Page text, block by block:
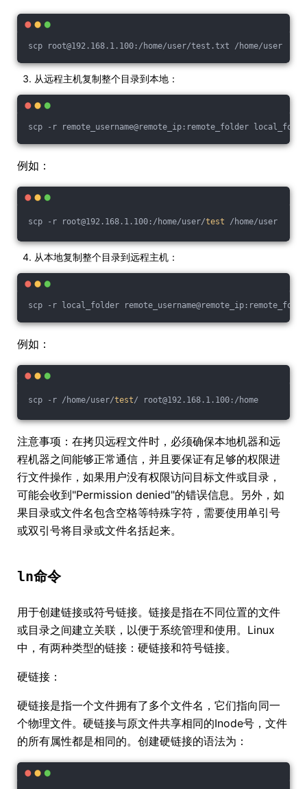
scp root@192.168.1.100:/home/user/test.txt /home/user
从远程主机复制整个目录到本地：
scp -r remote_username@remote_ip:remote_folder
例如：
scp -r root@192.168.1.100:/home/user/test /home/user
从本地复制整个目录到远程主机：
scp -r local_folder
例如：
scp -r /home/user/test/ root@192.168.1.100:/home
注意事项：在拷贝远程文件时，必须确保本地机器和远
程机器之间能够正常通信，并且要保证有足够的权限进
行文件操作，如果用户没有权限访问目标文件或目录，
可能会收到"Permission denied"的错误信息。另外，如
果目录或文件名包含空格等特殊字符，需要使用单引号
或双引号将目录或文件名括起来。
ln命令
用于创建链接或符号链接。链接是指在不同位置的文件
或目录之间建立关联，以便于系统管理和使用。Linux
中，有两种类型的链接：硬链接和符号链接。
硬链接：
硬链接是指一个文件拥有了多个文件名，它们指向同一
个物理文件。硬链接与原文件共享相同的Inode号，文件
的所有属性都是相同的。创建硬链接的语法为：